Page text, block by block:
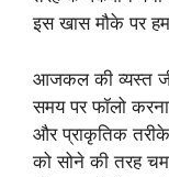
इस खास मौके पर
आजकल की व्यस्त
समय पर फॉलो
और प्राकृतिक
को सोने की तरह